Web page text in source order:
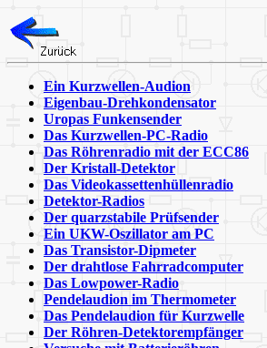
Ein Kurzwellen-Audion
Eigenbau-Drehkondensator
Uropas Funkensender
Das Kurzwellen-PC-Radio
Das Röhrenradio mit der ECC86
Der Kristall-Detektor
Das Videokassettenhüllenradio
Detektor-Radios
Der quarzstabile Prüfsender
Ein UKW-Oszillator am PC
Das Transistor-Dipmeter
Der drahtlose Fahrradcomputer
Das Lowpower-Radio
Pendelaudion im Thermometer
Das Pendelaudion für Kurzwelle
Der Röhren-Detektorempfänger